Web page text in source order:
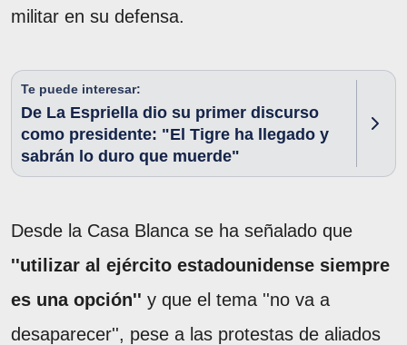
militar en su defensa.
Te puede interesar:
De La Espriella dio su primer discurso
como presidente: "El Tigre ha llegado y
sabrán lo duro que muerde"
Desde la Casa Blanca se ha señalado que
''utilizar al ejército estadounidense siempre
es una opción'' y que el tema ''no va a
desaparecer'', pese a las protestas de aliados